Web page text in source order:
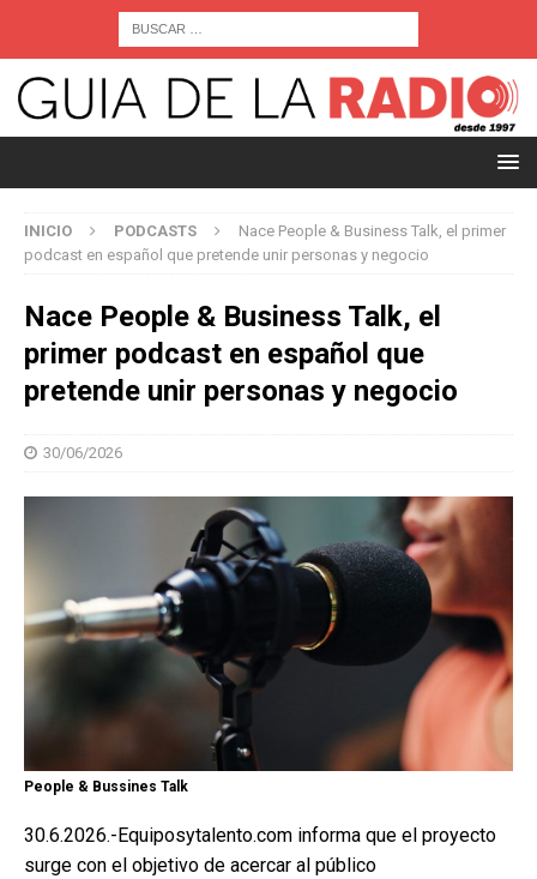
INICIO PODCASTS
Nace People & Business Talk, el primer
podcast en español que pretende unir personas y negocio
Nace People & Business Talk, el
primer podcast en español que
pretende unir personas y negocio
30/06/2026
People & Bussines Talk
30.6.2026.-Equiposytalento.com informa que el proyecto
surge con el objetivo de acercar al público